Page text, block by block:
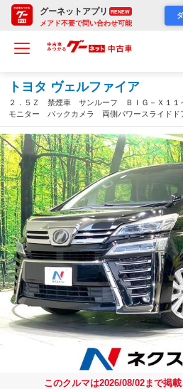
グーネットアプリ RENEW
メアド不要で問い合わせ可能
トヨタ ヴェルファイア
２．５Ｚ 禁煙車 サンルーフ ＢＩＧ－Ｘ１１
モニター バックカメラ 両側パワースライド
システム レーダークルーズ コーナーセンサ
ＬＥＤヘッド ＥＴＣ（愛知県）
このクルマは2026/08/02まで掲載